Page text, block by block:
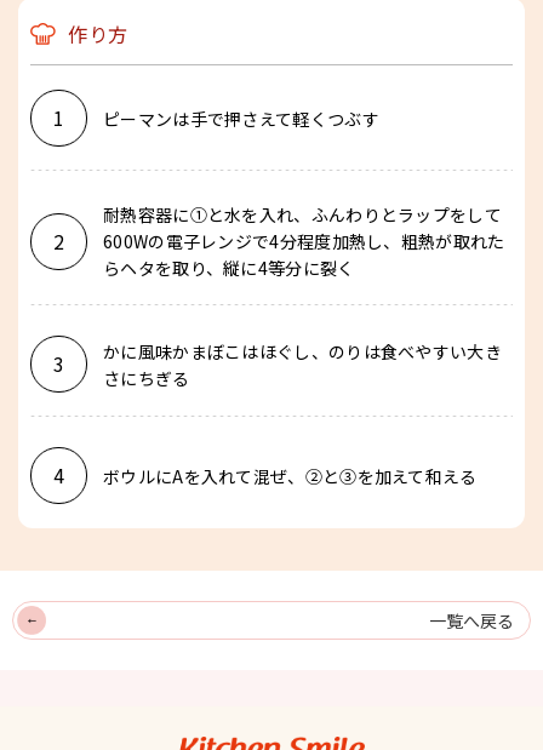
作り方
1 ピーマンは手で押さえて軽くつぶす
2
耐熱容器に①と水を入れ、ふんわりとラップをして
600Wの電子レンジで4分程度加熱し、粗熱が取れた
らヘタを取り、縦に4等分に裂く
3
かに風味かまぼこはほぐし、のりは食べやすい大き
さにちぎる
4 ボウルにAを入れて混ぜ、②と③を加えて和える
一覧へ戻る